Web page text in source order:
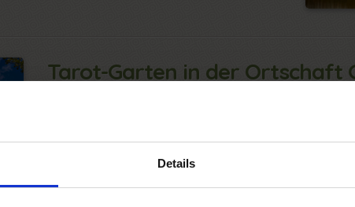
Details
Tarot-Garten in der Ortschaft
Der Tarot-Garten ist ein in Garavicchio
von Pescia Fiorentina, Gemeindeortsteil von
entworfen von der französisch-
besiedelt mit Statuen, die an die Figuren der
https://www.giardinodeitarocchi.it